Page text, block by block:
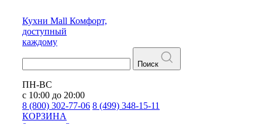
Кухни Mall Комфорт,
доступный
каждому
Поиск
ПН-ВС
с 10:00 до 20:00
8 (800) 302-77-06 8 (499) 348-15-11
КОРЗИНА